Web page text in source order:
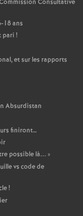
Consultative
18 ans
pari !
et sur les rapports
Absurdistan
finiront…
possible là... »
vs code de
!